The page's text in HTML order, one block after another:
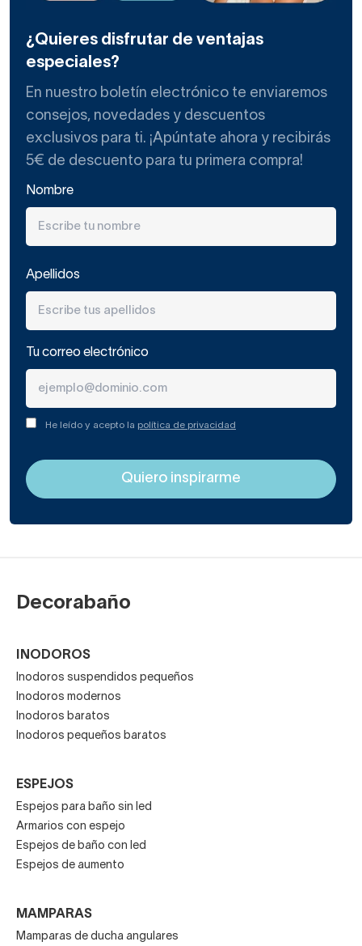
¿Quieres disfrutar de ventajas
especiales?
En nuestro boletín electrónico te enviaremos
consejos, novedades y descuentos
exclusivos para ti. ¡Apúntate ahora y recibirás
5€ de descuento para tu primera compra!
Nombre
Apellidos
Tu correo electrónico
He leído y acepto la política de privacidad
Decorabaño
INODOROS
Inodoros suspendidos pequeños
Inodoros modernos
Inodoros baratos
Inodoros pequeños baratos
ESPEJOS
Espejos para baño sin led
Armarios con espejo
Espejos de baño con led
Espejos de aumento
MAMPARAS
Mamparas de ducha angulares